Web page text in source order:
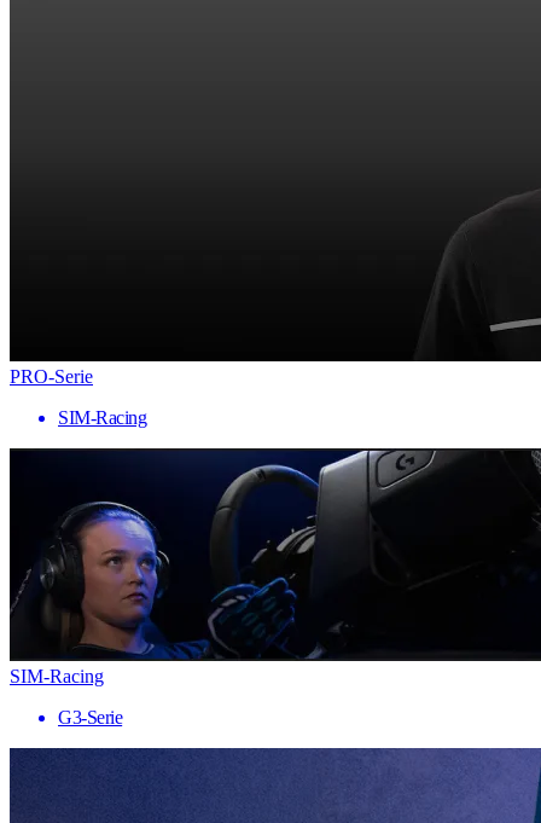
PRO-Serie
SIM-Racing
SIM-Racing
G3-Serie